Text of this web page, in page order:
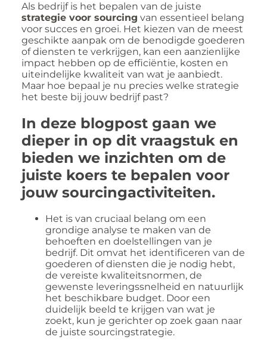
Als bedrijf is het bepalen van de juiste
strategie voor sourcing van essentieel belang
voor succes en groei. Het kiezen van de meest
geschikte aanpak om de benodigde goederen
of diensten te verkrijgen, kan een aanzienlijke
impact hebben op de efficiëntie, kosten en
uiteindelijke kwaliteit van wat je aanbiedt.
Maar hoe bepaal je nu precies welke strategie
het beste bij jouw bedrijf past?
In deze blogpost gaan we
dieper in op dit vraagstuk en
bieden we inzichten om de
juiste koers te bepalen voor
jouw sourcingactiviteiten.
Het is van cruciaal belang om een
grondige analyse te maken van de
behoeften en doelstellingen van je
bedrijf. Dit omvat het identificeren van de
goederen of diensten die je nodig hebt,
de vereiste kwaliteitsnormen, de
gewenste leveringssnelheid en natuurlijk
het beschikbare budget. Door een
duidelijk beeld te krijgen van wat je
zoekt, kun je gerichter op zoek gaan naar
de juiste sourcingstrategie.